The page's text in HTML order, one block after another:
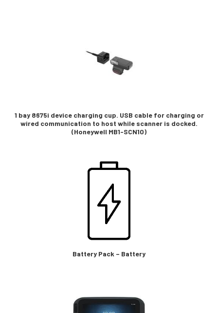
1 bay 8675i device charging cup. USB cable for charging or
wired communication to host while scanner is docked.
(Honeywell MB1-SCN10)
Battery Pack – Battery